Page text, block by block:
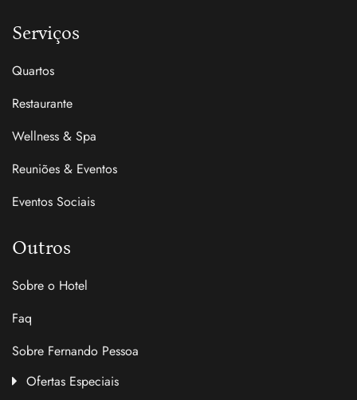
Serviços
Quartos
Restaurante
Wellness & Spa
Reuniões & Eventos
Eventos Sociais
Outros
Sobre o Hotel
Faq
Sobre Fernando Pessoa
Ofertas Especiais